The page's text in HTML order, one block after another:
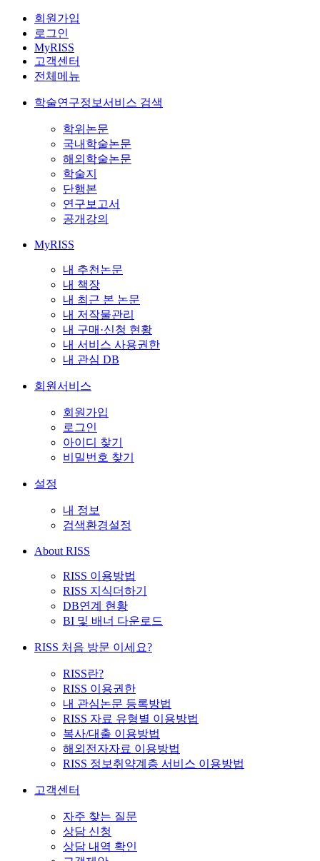
회원가입
로그인
MyRISS
고객센터
전체메뉴
학술연구정보서비스 검색
학위논문
국내학술논문
해외학술논문
학술지
단행본
연구보고서
공개강의
MyRISS
내 추천논문
내 책장
내 최근 본 논문
내 저작물관리
내 구매·신청 현황
내 서비스 사용권한
내 관심 DB
회원서비스
회원가입
로그인
아이디 찾기
비밀번호 찾기
설정
내 정보
검색환경설정
About RISS
RISS 이용방법
RISS 지식더하기
DB연계 현황
BI 및 배너 다운로드
RISS 처음 방문 이세요?
RISS란?
RISS 이용권한
내 관심논문 등록방법
RISS 자료 유형별 이용방법
복사/대출 이용방법
해외전자자료 이용방법
RISS 정보취약계층 서비스 이용방법
고객센터
자주 찾는 질문
상담 신청
상담 내역 확인